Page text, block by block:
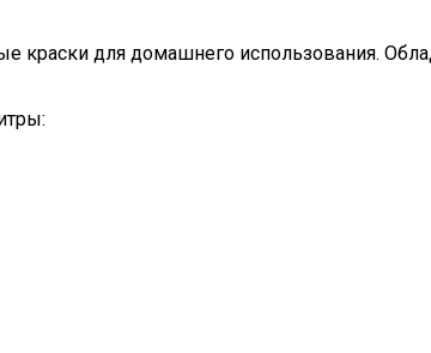
краски для домашнего использования.